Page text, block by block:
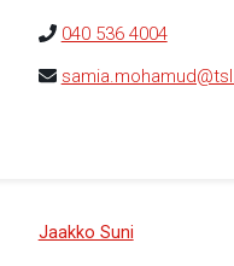
040 536 4004
Jaakko Suni